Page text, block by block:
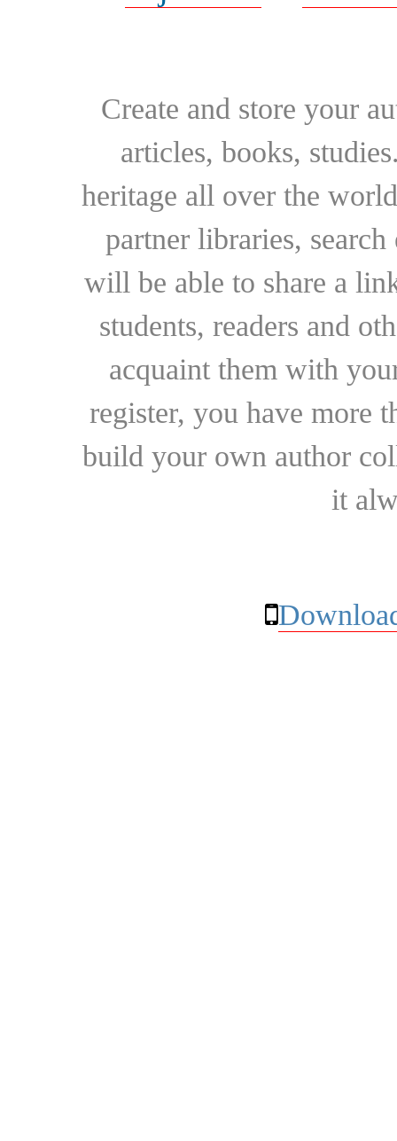
Create and store your
articles, books,
heritage all over the
partner libraries,
will be able to share a
students, readers and
acquaint them with
register, you have more
build your own author
it